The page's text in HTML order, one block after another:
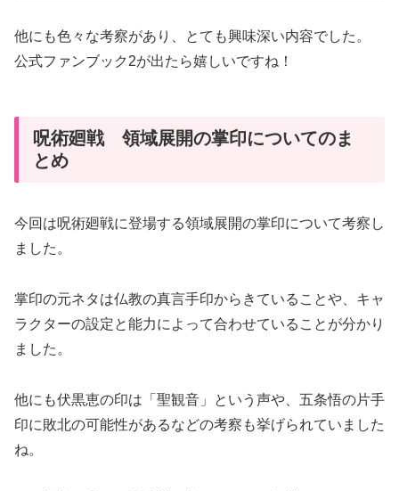
他にも色々な考察があり、とても興味深い内容でした。
公式ファンブック2が出たら嬉しいですね！
呪術廻戦 領域展開の掌印についてのま
とめ
今回は呪術廻戦に登場する領域展開の掌印について考察し
ました。
掌印の元ネタは仏教の真言手印からきていることや、キャ
ラクターの設定と能力によって合わせていることが分かり
ました。
他にも伏黒恵の印は「聖観音」という声や、五条悟の片手
印に敗北の可能性があるなどの考察も挙げられていました
ね。